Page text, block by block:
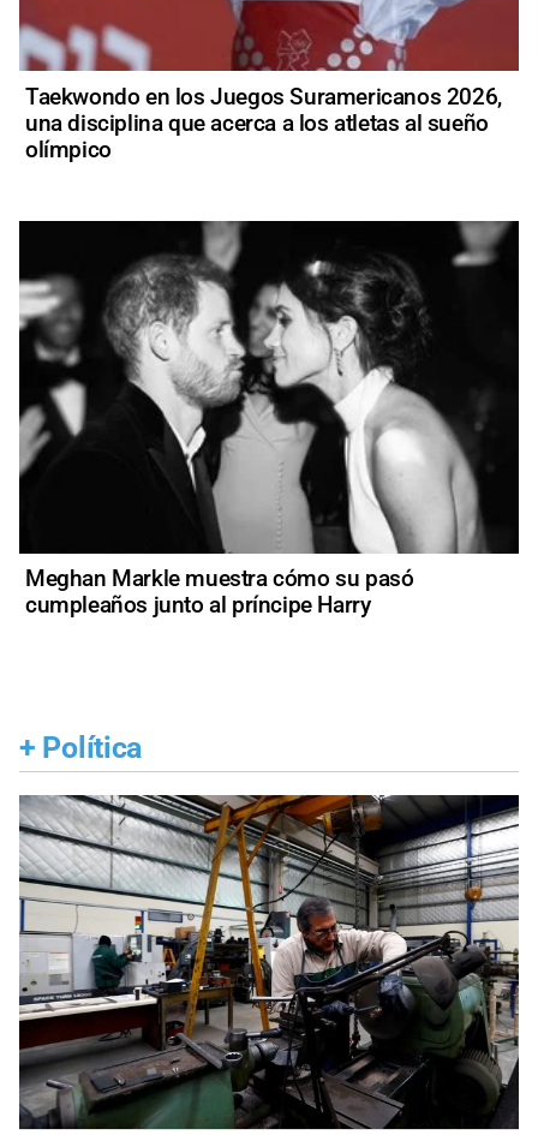
Taekwondo en los Juegos Suramericanos 2026,
una disciplina que acerca a los atletas al sueño
olímpico
Meghan Markle muestra cómo su pasó
cumpleaños junto al príncipe Harry
+ Política